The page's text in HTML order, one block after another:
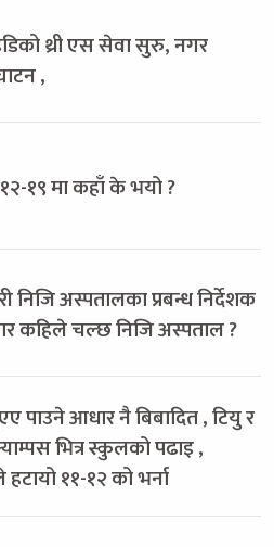
थ्री एस सेवा सुरु, नगर
,
१९ मा कहाँ के भयो ?
निजि अस्पतालका प्रबन्ध निर्देशक
कहिले चल्छ निजि अस्पताल ?
पाउने आधार नै बिबादित , टियु र
भित्र स्कुलको पढाइ ,
११-१२ को भर्ना